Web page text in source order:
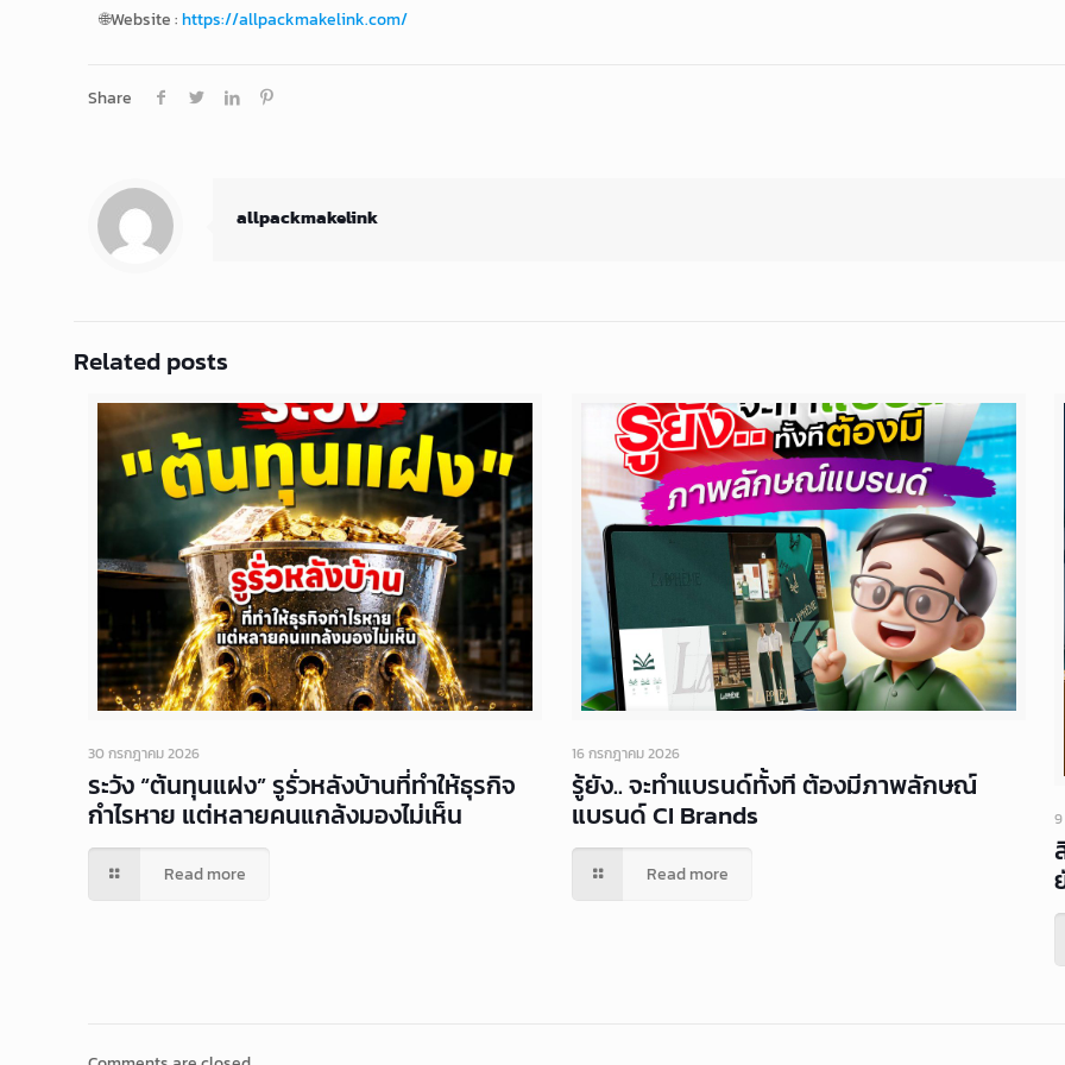
🌐Website :https://allpackmakelink.com/
Share
allpackmakelink
Related posts
30 กรกฎาคม 2026
ระวัง “ต้นทุนแฝง” รูรั่วหลังบ้านที่ทำให้ธุรกิจ
กำไรหาย แต่หลายคนแกล้งมองไม่เห็น
Read more
16 กรกฎาคม 2026
รู้ยัง.. จะทำแบรนด์ทั้งที ต้องมีภาพลักษณ์
แบรนด์ CI Brands
Read more